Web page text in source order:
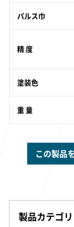
パルス巾
精 度
塗装色
重 量
この製品
製品カテゴリ